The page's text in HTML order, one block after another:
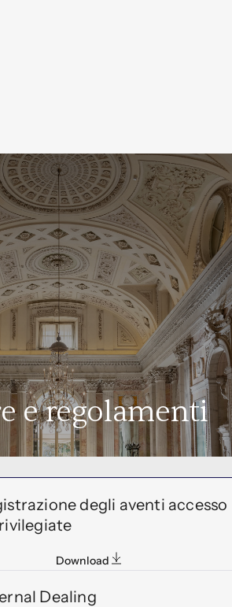
e regolamenti
degli aventi accesso
Download
Dealing